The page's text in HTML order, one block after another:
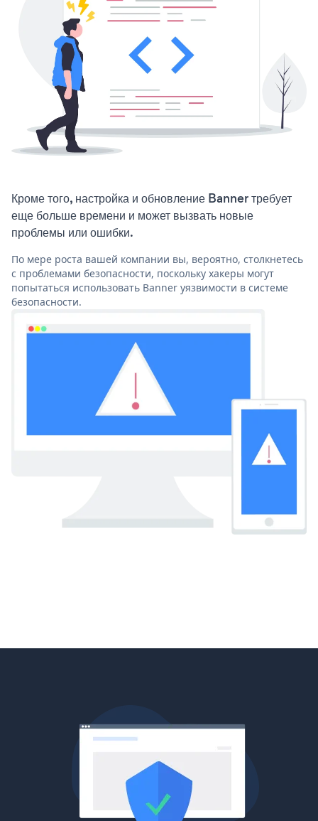
Кроме того, настройка и обновление Banner требует
еще больше времени и может вызвать новые
проблемы или ошибки.
По мере роста вашей компании вы, вероятно, столкнетесь
с проблемами безопасности, поскольку хакеры могут
попытаться использовать Banner уязвимости в системе
безопасности.